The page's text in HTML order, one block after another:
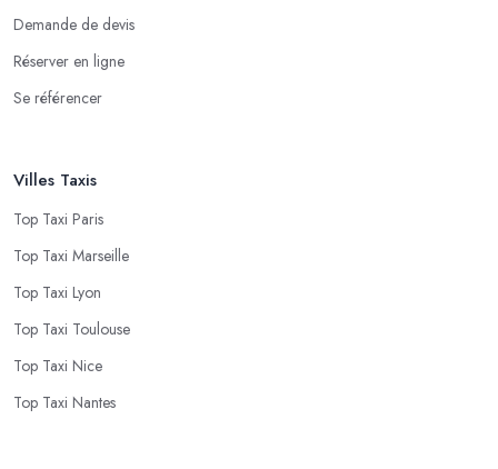
Demande de devis
Réserver en ligne
Se référencer
Villes Taxis
Top Taxi Paris
Top Taxi Marseille
Top Taxi Lyon
Top Taxi Toulouse
Top Taxi Nice
Top Taxi Nantes